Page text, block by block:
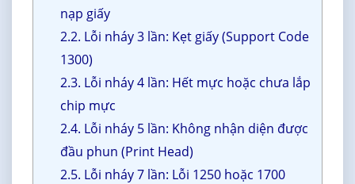
nạp giấy
2.2. Lỗi nháy 3 lần: Kẹt giấy (Support Code
1300)
2.3. Lỗi nháy 4 lần: Hết mực hoặc chưa lắp
chip mực
2.4. Lỗi nháy 5 lần: Không nhận diện được
đầu phun (Print Head)
2.5. Lỗi nháy 7 lần: Lỗi 1250 hoặc 1700